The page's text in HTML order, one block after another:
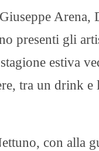
presenti gli
estiva
tra un drink
con alla